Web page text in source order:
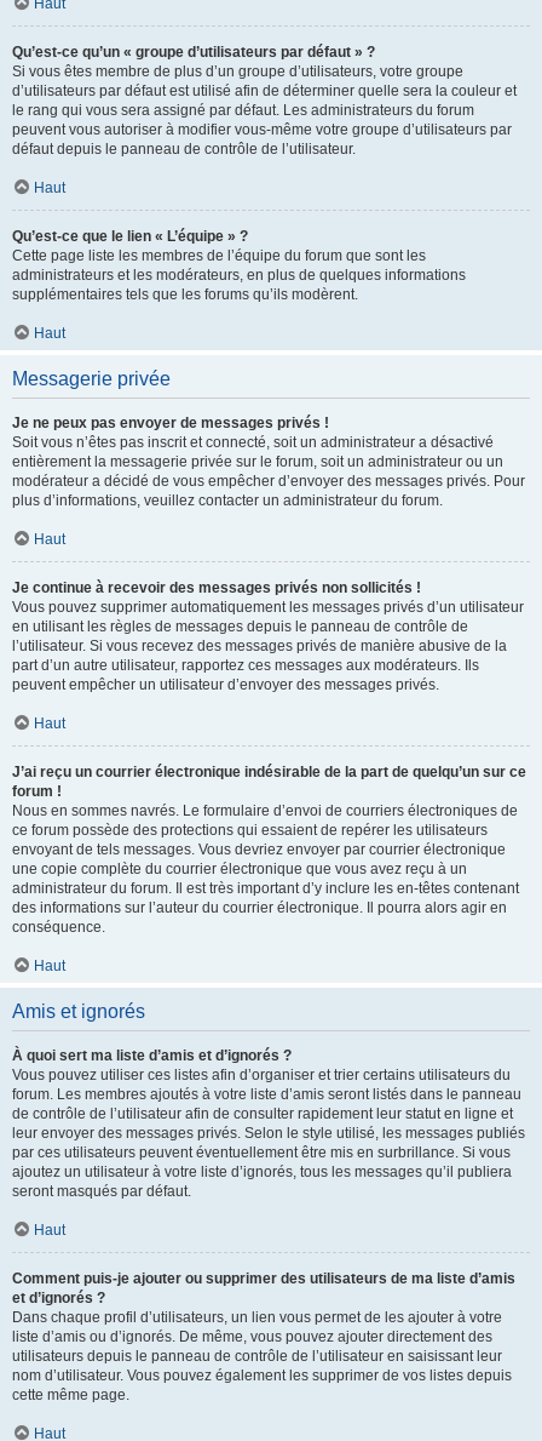
Haut
Qu’est-ce qu’un « groupe d’utilisateurs par défaut » ?
Si vous êtes membre de plus d’un groupe d’utilisateurs, votre groupe
d’utilisateurs par défaut est utilisé afin de déterminer quelle sera la couleur et
le rang qui vous sera assigné par défaut. Les administrateurs du forum
peuvent vous autoriser à modifier vous-même votre groupe d’utilisateurs par
défaut depuis le panneau de contrôle de l’utilisateur.
Haut
Qu’est-ce que le lien « L’équipe » ?
Cette page liste les membres de l’équipe du forum que sont les
administrateurs et les modérateurs, en plus de quelques informations
supplémentaires tels que les forums qu’ils modèrent.
Haut
Messagerie privée
Je ne peux pas envoyer de messages privés !
Soit vous n’êtes pas inscrit et connecté, soit un administrateur a désactivé
entièrement la messagerie privée sur le forum, soit un administrateur ou un
modérateur a décidé de vous empêcher d’envoyer des messages privés. Pour
plus d’informations, veuillez contacter un administrateur du forum.
Haut
Je continue à recevoir des messages privés non sollicités !
Vous pouvez supprimer automatiquement les messages privés d’un utilisateur
en utilisant les règles de messages depuis le panneau de contrôle de
l’utilisateur. Si vous recevez des messages privés de manière abusive de la
part d’un autre utilisateur, rapportez ces messages aux modérateurs. Ils
peuvent empêcher un utilisateur d’envoyer des messages privés.
Haut
J’ai reçu un courrier électronique indésirable de la part de quelqu’un sur ce
forum !
Nous en sommes navrés. Le formulaire d’envoi de courriers électroniques de
ce forum possède des protections qui essaient de repérer les utilisateurs
envoyant de tels messages. Vous devriez envoyer par courrier électronique
une copie complète du courrier électronique que vous avez reçu à un
administrateur du forum. Il est très important d’y inclure les en-têtes contenant
des informations sur l’auteur du courrier électronique. Il pourra alors agir en
conséquence.
Haut
Amis et ignorés
À quoi sert ma liste d’amis et d’ignorés ?
Vous pouvez utiliser ces listes afin d’organiser et trier certains utilisateurs du
forum. Les membres ajoutés à votre liste d’amis seront listés dans le panneau
de contrôle de l’utilisateur afin de consulter rapidement leur statut en ligne et
leur envoyer des messages privés. Selon le style utilisé, les messages publiés
par ces utilisateurs peuvent éventuellement être mis en surbrillance. Si vous
ajoutez un utilisateur à votre liste d’ignorés, tous les messages qu’il publiera
seront masqués par défaut.
Haut
Comment puis-je ajouter ou supprimer des utilisateurs de ma liste d’amis
et d’ignorés ?
Dans chaque profil d’utilisateurs, un lien vous permet de les ajouter à votre
liste d’amis ou d’ignorés. De même, vous pouvez ajouter directement des
utilisateurs depuis le panneau de contrôle de l’utilisateur en saisissant leur
nom d’utilisateur. Vous pouvez également les supprimer de vos listes depuis
cette même page.
Haut